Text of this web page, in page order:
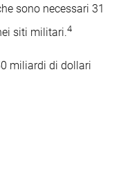
sono necessari 31
siti militari.4
miliardi di dollari